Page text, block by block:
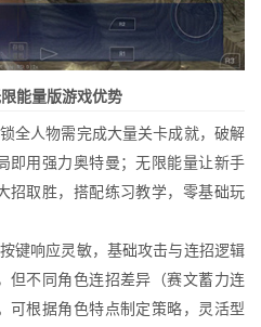
能量版游戏优势
全人物需完成大量关卡成就，破解
即用强力奥特曼；无限能量让新手
招取胜，搭配练习教学，零基础玩
键响应灵敏，基础攻击与连招逻辑
但不同角色连招差异（赛文蓄力连
可根据角色特点制定策略，灵活型